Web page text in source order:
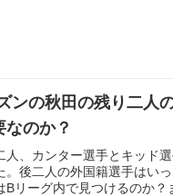
ンの秋田の残り二人
のか？
人、カンター選手とキッド
。後二人の外国籍選手はい
Bリーグ内で見つけるのか？